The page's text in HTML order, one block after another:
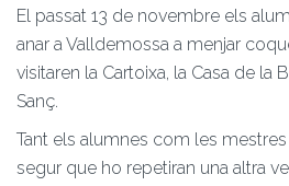
El passat 13 de novembre els
anar a Valldemossa a menjar
visitaren la Cartoixa, la Casa de la
Sanç.
Tant els alumnes com les
segur que ho repetiran una altra